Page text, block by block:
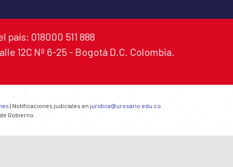
país: 018000 511 888
12C Nº 6-25 - Bogotá D.C. Colombia.
| Notificaciones judiciales en juridica@urosario.edu.co
Gobierno.